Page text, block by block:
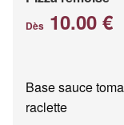
Dès 10.00 €
Base sauce
raclette